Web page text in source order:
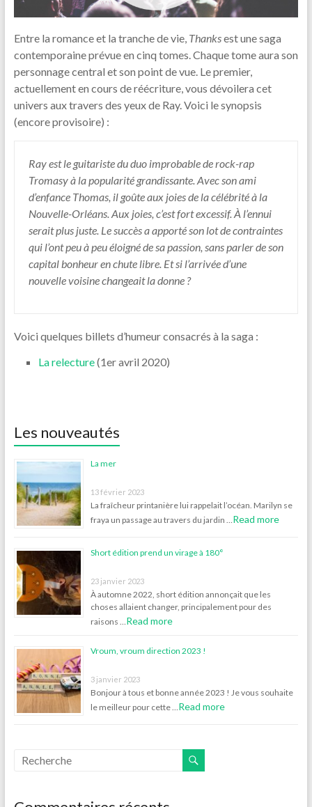
Entre la romance et la tranche de vie, Thanksest une saga
contemporaine prévue en cinq tomes. Chaque tome aura son
personnage central et son point de vue. Le premier,
actuellement en cours de réécriture, vous dévoilera cet
univers aux travers des yeux de Ray. Voici le synopsis
(encore provisoire) :
Ray est le guitariste du duo improbable de rock-rap
Tromasy à la popularité grandissante. Avec son ami
d’enfance Thomas, il goûte aux joies de la célébrité à la
Nouvelle-Orléans. Aux joies, c’est fort excessif. À l’ennui
serait plus juste. Le succès a apporté son lot de contraintes
qui l’ont peu à peu éloigné de sa passion, sans parler de son
capital bonheur en chute libre. Et si l’arrivée d’une
nouvelle voisine changeait la donne ?
Voici quelques billets d’humeur consacrés à la saga :
La relecture(1er avril 2020)
Les nouveautés
La mer
13 février 2023
La fraîcheur printanière lui rappelait l’océan. Marilyn se
fraya un passage au travers du jardin … Read more
Short édition prend un virage à 180°
23 janvier 2023
À automne 2022, short édition annonçait que les
choses allaient changer, principalement pour des
raisons … Read more
Vroum, vroum direction 2023 !
3 janvier 2023
Bonjour à tous et bonne année 2023 ! Je vous souhaite
le meilleur pour cette … Read more